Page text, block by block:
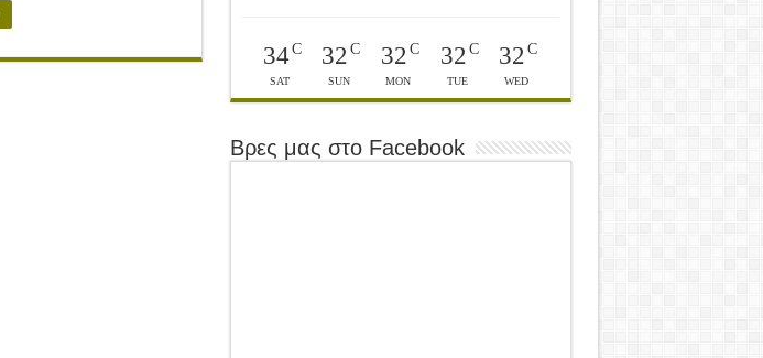
34C
SAT
32 C
SUN
32C
MON
32C
TUE
32C
WED
Βρες μας στο Facebook